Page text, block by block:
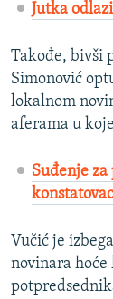
Jutka
Takođe, bivši
Simonović
lokalnom
aferama u
Suđenje
Vučić je
novinara